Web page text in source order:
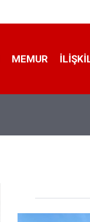
MEMUR